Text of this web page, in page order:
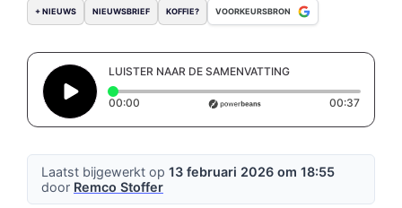
+ NIEUWS NIEUWSBRIEF KOFFIE? VOORKEURSBRON
LUISTER NAAR DE SAMENVATTING
00:00 Elapsed time: 0 seconds 00:37
Laatst bijgewerkt op 13 februari 2026 om 18:55
door Remco Stoffer